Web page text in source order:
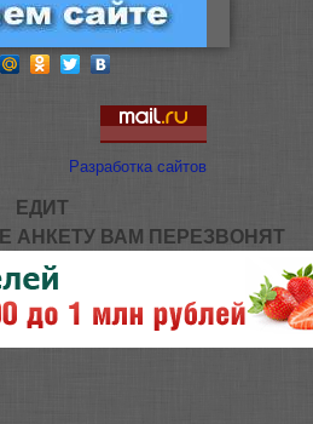
Разработка сайтов
ЕДИТ
АНКЕТУ ВАМ ПЕРЕЗВОНЯТ